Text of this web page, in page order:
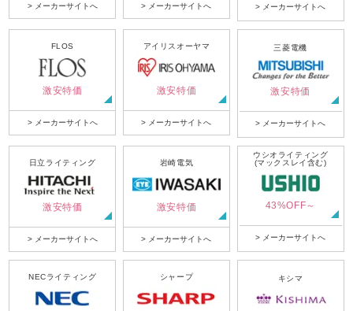
> メーカーサイトへ > メーカーサイトへ > メーカーサイトへ
FLOS
激安特価
> メーカーサイトへ
アイリスオーヤマ
激安特価
> メーカーサイトへ
三菱電機
激安特価
> メーカーサイトへ
日立ライティング
激安特価
> メーカーサイトへ
岩崎電気
激安特価
> メーカーサイトへ
ウシオライティング
(マックスレイ含む)
43%OFF～
> メーカーサイトへ
NECライティング シャープ キシマ